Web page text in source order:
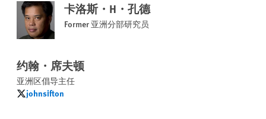
卡洛斯・H・孔德
Former 亚洲分部研究员
约翰・席夫顿
亚洲区倡导主任
johnsifton
johnsifton